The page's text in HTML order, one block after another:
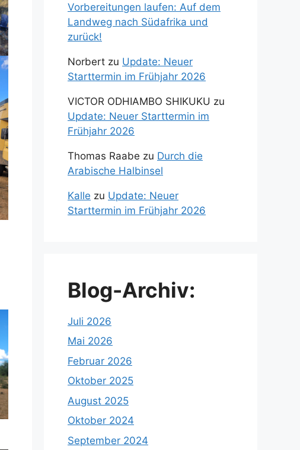
Vorbereitungen laufen: Auf dem
Landweg nach Südafrika und
zurück!
Norbert zu Update: Neuer
Starttermin im Frühjahr 2026
VICTOR ODHIAMBO SHIKUKU zu
Update: Neuer Starttermin im
Frühjahr 2026
Thomas Raabe zu Durch die
Arabische Halbinsel
Kalle zu Update: Neuer
Starttermin im Frühjahr 2026
Blog-Archiv:
Juli 2026
Mai 2026
Februar 2026
Oktober 2025
August 2025
Oktober 2024
September 2024